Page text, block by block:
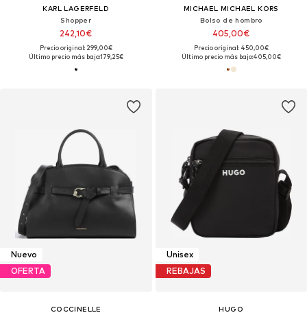
KARL LAGERFELD
Shopper
242,10€
Precio original: 299,00€
Último precio más bajo:179,25€
MICHAEL MICHAEL KORS
Bolso de hombro
405,00€
Precio original: 450,00€
Último precio más bajo:405,00€
Nuevo
OFERTA
COCCINELLE
Unisex
REBAJAS
HUGO